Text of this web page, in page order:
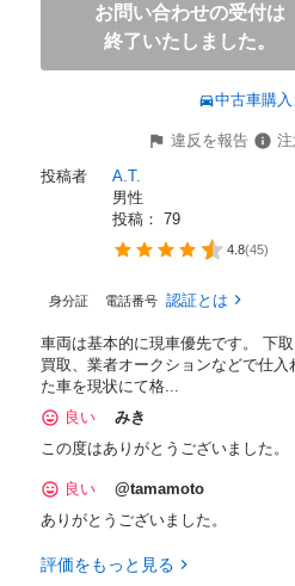
お問い合わせの受付は
終了いたしました。
中古車購
違反を報告
投稿者
A.T.
男性
投稿： 79
4.8(45)
身分証 電話番号 認証とは
車両は基本的に現車優先です。 下取
買取、業者オークションなどで仕入
た車を現状にて格...
良い
みき
この度はありがとうございました。
良い
@tamamoto
ありがとうございました。
評価をもっと見る